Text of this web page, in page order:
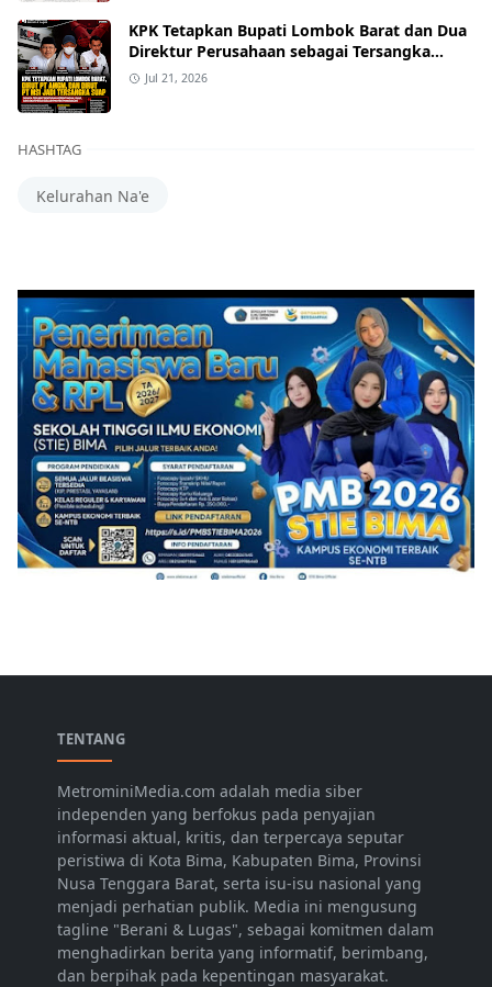
KPK Tetapkan Bupati Lombok Barat dan Dua
Direktur Perusahaan sebagai Tersangka
Dugaan Suap Proyek
Jul 21, 2026
HASHTAG
Kelurahan Na'e
TENTANG
MetrominiMedia.com adalah media siber
independen yang berfokus pada penyajian
informasi aktual, kritis, dan terpercaya seputar
peristiwa di Kota Bima, Kabupaten Bima, Provinsi
Nusa Tenggara Barat, serta isu-isu nasional yang
menjadi perhatian publik. Media ini mengusung
tagline "Berani & Lugas", sebagai komitmen dalam
menghadirkan berita yang informatif, berimbang,
dan berpihak pada kepentingan masyarakat.